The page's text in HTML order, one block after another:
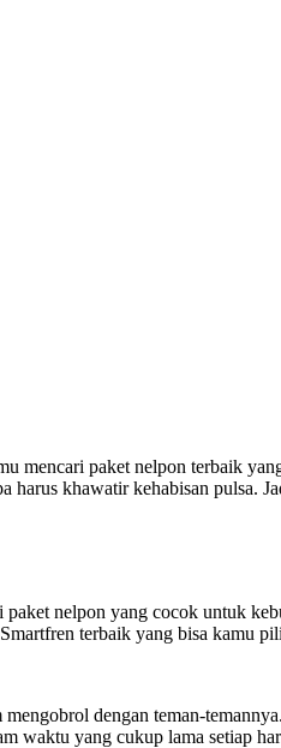
mencari paket nelpon terbaik
harus khawatir kehabisan pulsa.
nelpon yang cocok untuk
terbaik yang bisa kamu
dengan teman-
waktu yang cukup lama setiap